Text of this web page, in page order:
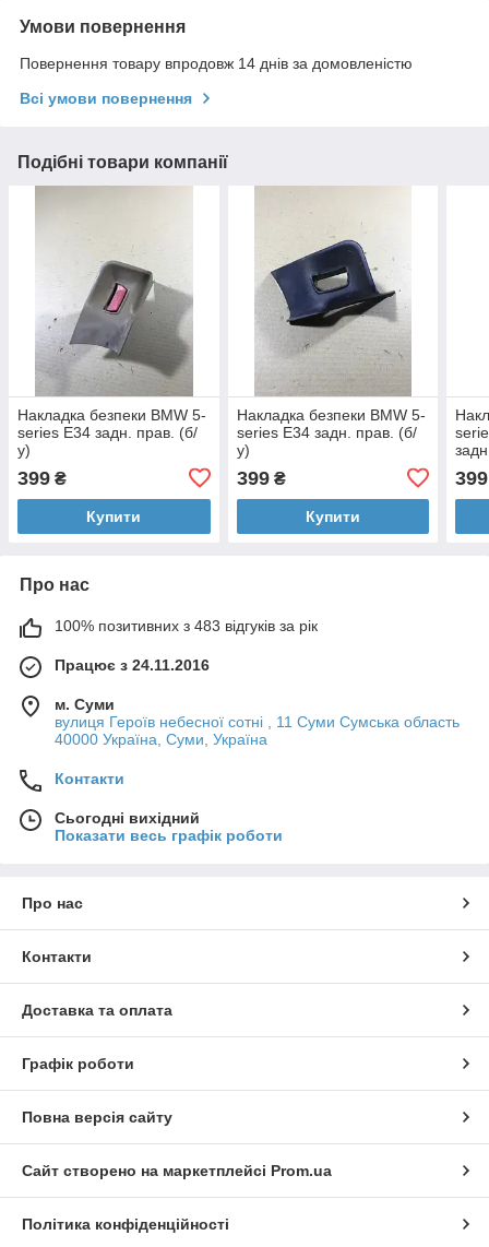
Умови повернення
Повернення товару впродовж 14 днів за домовленістю
Всі умови повернення
Подібні товари компанії
Накладка безпеки BMW 5-
series E34 задн. прав. (б/
у)
399 ₴
Купити
Накладка безпеки BMW 5-
series E34 задн. прав. (б/
у)
399₴
Купити
399
Про нас
100% позитивних з 483 відгуків за рік
Працює з 24.11.2016
м. Суми
вулиця Героїв небесної сотні , 11 Суми Сумська область
40000 Україна, Суми, Україна
Контакти
Сьогодні вихідний
Показати весь графік роботи
Про нас
Контакти
Доставка та оплата
Графік роботи
Повна версія сайту
Сайт створено на маркетплейсі Prom.ua
Політика конфіденційності